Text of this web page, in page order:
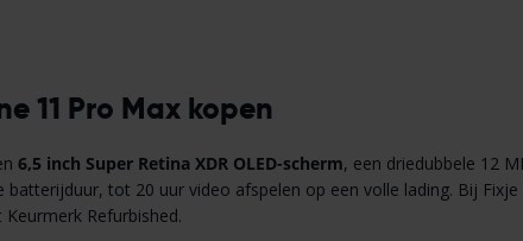
11 Pro Max kopen
6,5 inch Super Retina XDR OLED-scherm, een driedubbele 12
batterijduur, tot 20 uur video afspelen op een volle lading. Bij
Refurbished.